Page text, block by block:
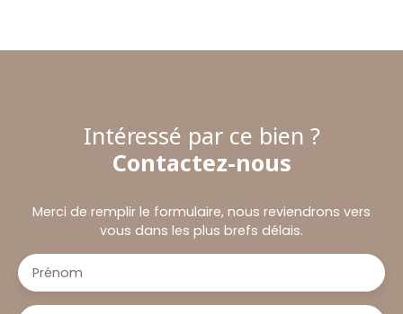
Intéressé par ce bien ?
Contactez-nous
Merci de remplir le formulaire, nous reviendrons vers
vous dans les plus brefs délais.
Prénom